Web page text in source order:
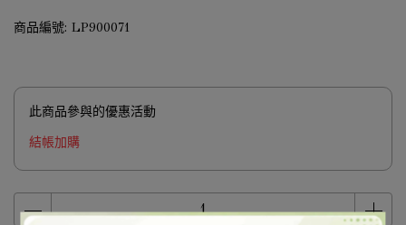
商品編號: LP900071
此商品參與的優惠活動
結帳加購